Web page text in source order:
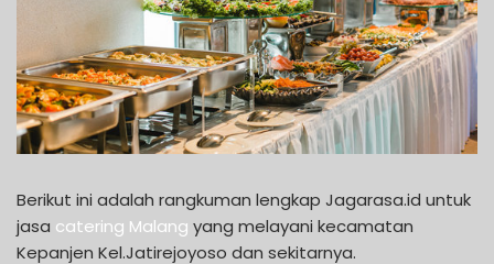
Berikut ini adalah rangkuman lengkap Jagarasa.id untuk
jasa catering Malang yang melayani kecamatan
Kepanjen Kel.Jatirejoyoso dan sekitarnya.